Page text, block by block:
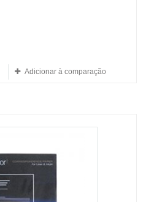
Adicionar à comparação